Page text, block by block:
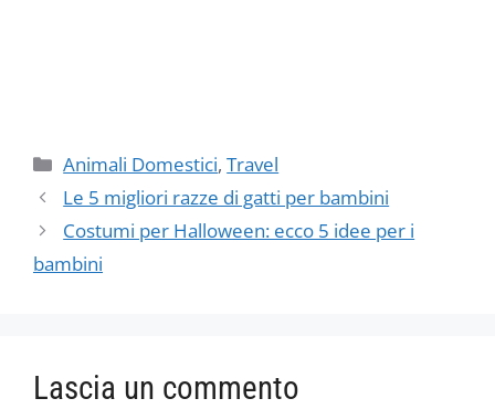
Categorie
Animali Domestici,Travel
Le 5 migliori razze di gatti per bambini
Costumi per Halloween: ecco 5 idee per i
bambini
Lascia un commento